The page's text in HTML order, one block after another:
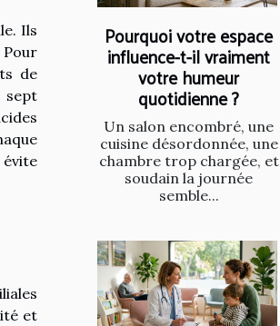
Ils
de
sept
et
Pourquoi votre espace
influence-t-il vraiment
votre humeur
quotidienne ?
Un salon encombré, une
cuisine désordonnée, une
chambre trop chargée, et
soudain la journée
semble...